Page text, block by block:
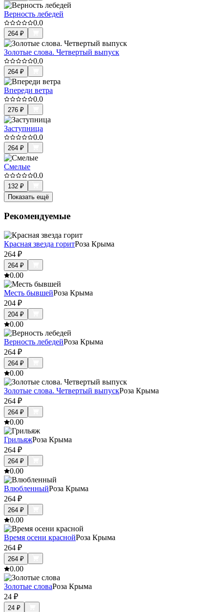
Верность лебедей
0.0
264 ₽
Золотые слова. Четвертый выпуск
0.0
264 ₽
Впереди ветра
0.0
276 ₽
Заступница
0.0
264 ₽
Смелые
0.0
132 ₽
Показать ещё
Рекомендуемые
Красная звезда горитРоза Крыма
264 ₽
264 ₽
0.00
Месть бывшейРоза Крыма
204 ₽
204 ₽
0.00
Верность лебедейРоза Крыма
264 ₽
264 ₽
0.00
Золотые слова. Четвертый выпускРоза Крыма
264 ₽
264 ₽
0.00
ГрильяжРоза Крыма
264 ₽
264 ₽
0.00
ВлюбленныйРоза Крыма
264 ₽
264 ₽
0.00
Время осени краснойРоза Крыма
264 ₽
264 ₽
0.00
Золотые словаРоза Крыма
24 ₽
24 ₽